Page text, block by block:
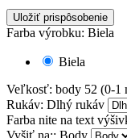
Uložiť prispôsobenie
Farba výrobku: Biela
Biela
Veľkosť: body 52 (0-1
Rukáv: Dlhý rukáv
Farba nite na text